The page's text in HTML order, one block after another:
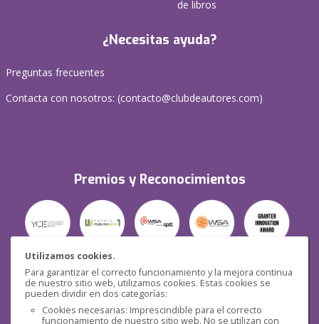
Utilizamos cookies.
Para garantizar el correcto funcionamiento y la mejora continua
de nuestro sitio web, utilizamos cookies. Estas cookies se
pueden dividir en dos categorías:
Cookies necesarias: Imprescindible para el correcto
funcionamiento de nuestro sitio web. No se utilizan con
de libros
¿Necesitas ayuda?
Preguntas frecuentes
Contacta con nosotros: (contacto@clubdeautores.com)
Premios y Reconocimientos
Seguridad